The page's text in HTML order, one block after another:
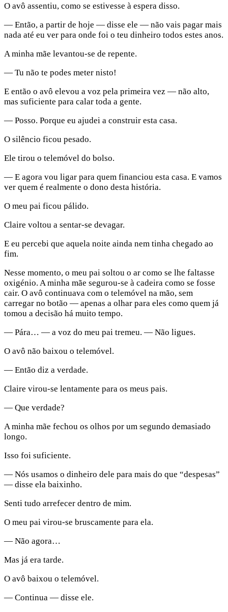
O avô assentiu, como se estivesse à espera disso.
— Então, a partir de hoje — disse ele — não vais pagar mais
nada até eu ver para onde foi o teu dinheiro todos estes anos.
A minha mãe levantou-se de repente.
— Tu não te podes meter nisto!
E então o avô elevou a voz pela primeira vez — não alto,
mas suficiente para calar toda a gente.
— Posso. Porque eu ajudei a construir esta casa.
O silêncio ficou pesado.
Ele tirou o telemóvel do bolso.
— E agora vou ligar para quem financiou esta casa. E vamos
ver quem é realmente o dono desta história.
O meu pai ficou pálido.
Claire voltou a sentar-se devagar.
E eu percebi que aquela noite ainda nem tinha chegado ao
fim.
Nesse momento, o meu pai soltou o ar como se lhe faltasse
oxigénio. A minha mãe segurou-se à cadeira como se fosse
cair. O avô continuava com o telemóvel na mão, sem
carregar no botão — apenas a olhar para eles como quem já
tomou a decisão há muito tempo.
— Pára… — a voz do meu pai tremeu. — Não ligues.
O avô não baixou o telemóvel.
— Então diz a verdade.
Claire virou-se lentamente para os meus pais.
— Que verdade?
A minha mãe fechou os olhos por um segundo demasiado
longo.
Isso foi suficiente.
— Nós usamos o dinheiro dele para mais do que “despesas”
— disse ela baixinho.
Senti tudo arrefecer dentro de mim.
O meu pai virou-se bruscamente para ela.
— Não agora…
Mas já era tarde.
O avô baixou o telemóvel.
— Continua — disse ele.